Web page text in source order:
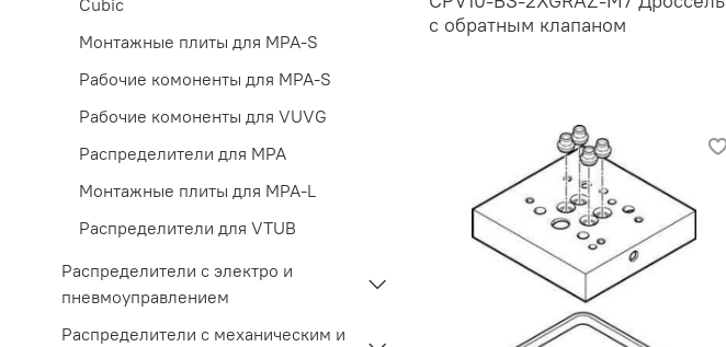
с обратным клапаном
Монтажные плиты для MPA-S
Рабочие комоненты для MPA-S
Рабочие комоненты для VUVG
Распределители для MPA
Монтажные плиты для MPA-L
Распределители для VTUB
Распределители с электро и
пневмоуправлением
Распределители с механическим и